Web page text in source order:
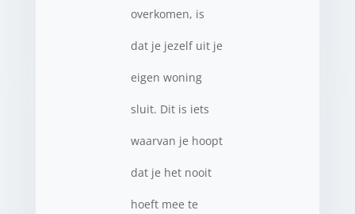
overkomen, is
dat je jezelf uit je
eigen woning
sluit. Dit is iets
waarvan je hoopt
dat je het nooit
hoeft mee te